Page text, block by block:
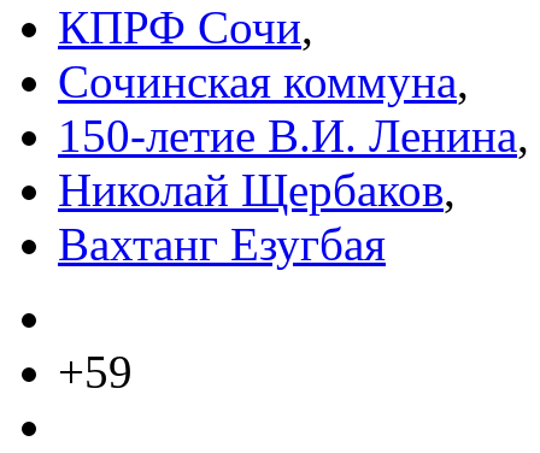
КПРФ Сочи,
Сочинская коммуна,
150-летие В.И. Ленина,
Николай Щербаков,
Вахтанг Езугбая
+59